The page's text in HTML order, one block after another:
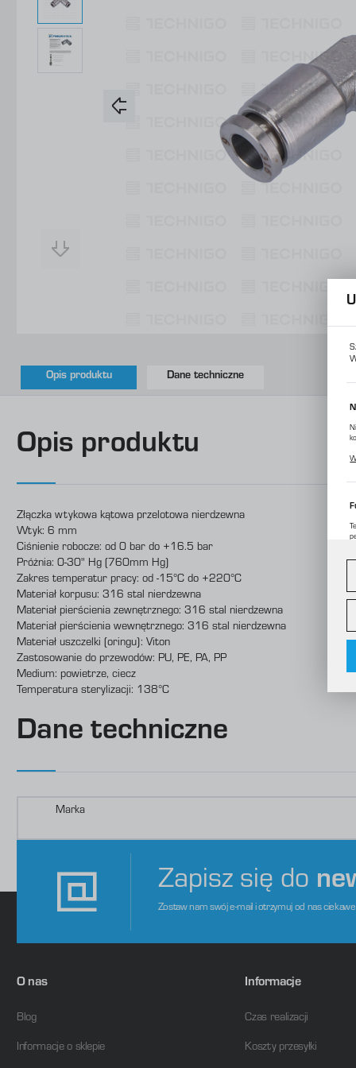
Konstrukcje Specjalne
Usługi
Obsługa Form
Konstrukcje Specjalne
Opis produktu Dane techniczne
Opis produktu
Złączka wtykowa kątowa przelotowa nierdzewna
Wtyk: 6 mm
Ciśnienie robocze: od 0 bar do +16.5 bar
Próżnia: 0-30" Hg (760mm Hg)
Zakres temperatur pracy: od -15°C do +220°C
Materiał korpusu: 316 stal nierdzewna
Materiał pierścienia zewnętrznego: 316 stal nierdzewna
Materiał pierścienia wewnętrznego: 316 stal nierdzewna
Materiał uszczelki (oringu): Viton
Zastosowanie do przewodów: PU, PE, PA, PP
Medium: powietrze, ciecz
Temperatura sterylizacji: 138°C
Dane techniczne
Marka
Zapisz się do
Zostaw nam swój e-mail i otrzymuj od nas
O nas
Blog
Informacje o sklepie
Informacje
Czas realizacji
Koszty przesyłki